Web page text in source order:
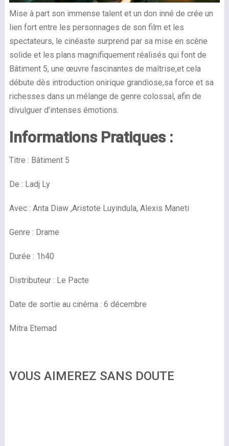
Mise à part son immense talent et un don inné de crée un
lien fort entre les personnages de son film et les
spectateurs, le cinéaste surprend par sa mise en scène
solide et les plans magnifiquement réalisés qui font de
Bâtiment 5, une œuvre fascinantes de maîtrise,et cela
débute dès introduction onirique grandiose,sa force et sa
richesses dans un mélange de genre colossal, afin de
divulguer d’intenses émotions.
Informations Pratiques :
Titre : Bâtiment 5
De : Ladj Ly
Avec : Anta Diaw ,Aristote Luyindula, Alexis Maneti
Genre : Drame
Durée : 1h40
Distributeur : Le Pacte
Date de sortie au cinéma : 6 décembre
Mitra Etemad
VOUS AIMEREZ SANS DOUTE